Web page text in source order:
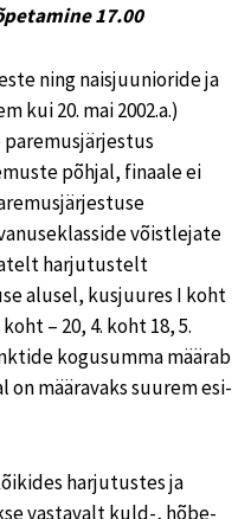
17.00
ning naisjuunioride ja
kui 20. mai 2002.a.)
põhjal, finaale ei
võistlejate
harjutustelt
alusel, kusjuures I koht
– 20, 4. koht 18, 5.
kogusumma määrab
määravaks suurem esi-
harjutustes ja
vastavalt kuld-, hõbe-